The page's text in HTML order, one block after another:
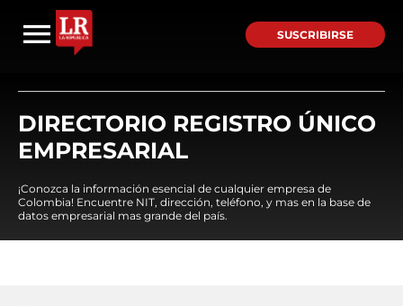
SUSCRIBIRSE
DIRECTORIO REGISTRO ÚNICO
EMPRESARIAL
¡Conozca la información esencial de cualquier empresa de
Colombia! Encuentre NIT, dirección, teléfono, y mas en la base de
datos empresarial mas grande del país.